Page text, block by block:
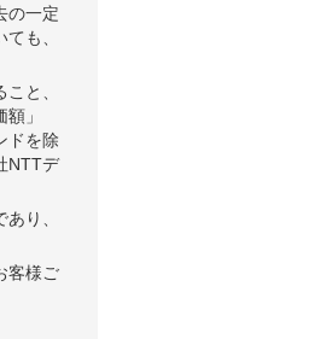
の一定
も、
と、
」
ドを除
NTTデ
り、
客様ご